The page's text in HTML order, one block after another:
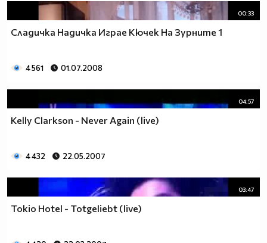
00:33
Сладичка Надичка Играе Кючек На Зурните 1
4 561 01.07.2008
04:57
Kelly Clarkson - Never Again (live)
4 432 22.05.2007
03:47
Tokio Hotel - Totgeliebt (live)